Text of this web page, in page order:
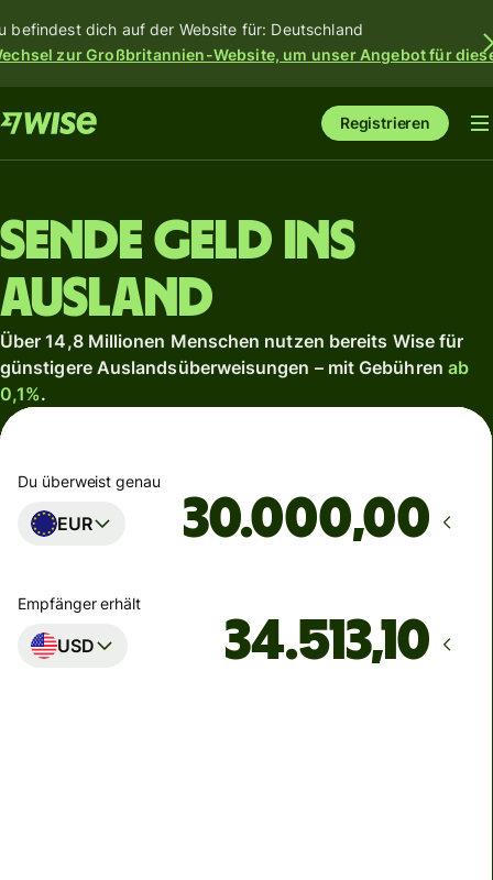
befindest dich auf der Website für: Deutschland
zur Großbritannien-Website, um unser Angebot für
Registrieren
Sende Geld ins
Ausland
Über 14,8 Millionen Menschen nutzen bereits Wise für
günstigere Auslandsüberweisungen – mit Gebühren ab
0,1%.
Du überweist genau
EUR ,00
Empfänger erhält
USD